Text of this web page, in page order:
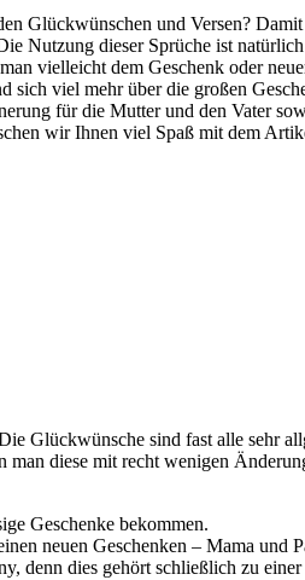
Glückwünschen und Versen?
Nutzung dieser Sprüche ist
vielleicht dem Geschenk oder
viel mehr über die großen
für die Mutter und den Vater
wir Ihnen viel Spaß mit dem
Glückwünsche sind fast alle sehr
diese mit recht wenigen
Geschenke bekommen.
neuen Geschenken – Mama und
denn dies gehört schließlich zu